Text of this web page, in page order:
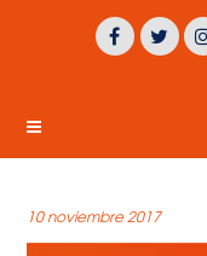
10 noviembre 2017